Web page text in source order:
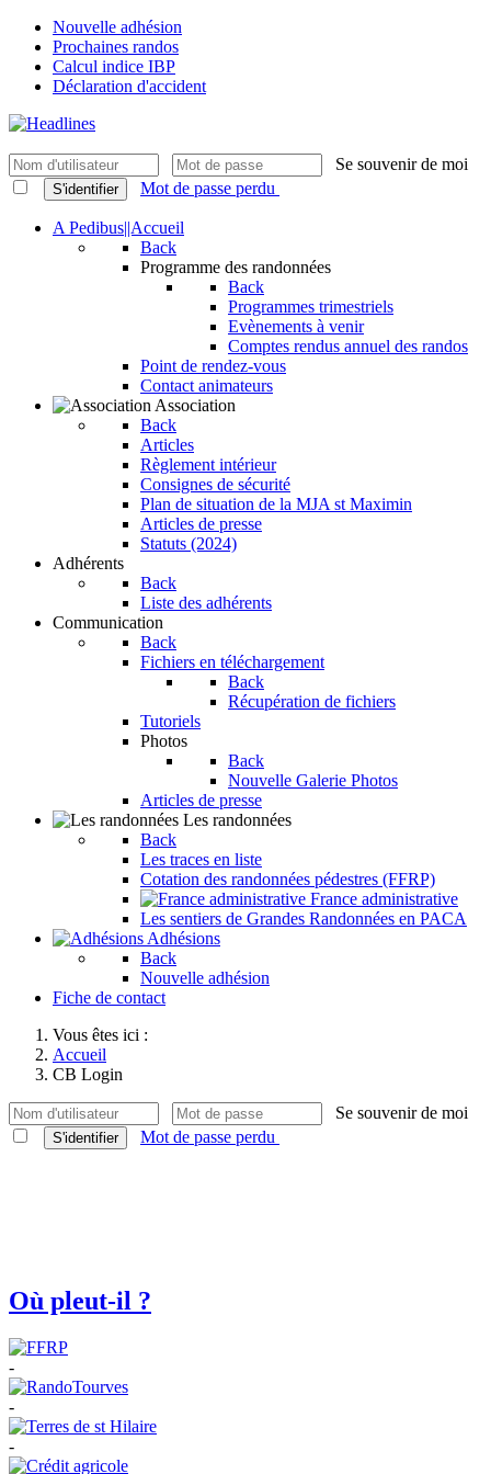
Nouvelle adhésion
Prochaines randos
Calcul indice IBP
Déclaration d'accident
Se souvenir de moi
S'identifier Mot de passe perdu
A Pedibus||Accueil
Back
Programme des randonnées
Back
Programmes trimestriels
Evènements à venir
Comptes rendus annuel des randos
Point de rendez-vous
Contact animateurs
Association
Back
Articles
Règlement intérieur
Consignes de sécurité
Plan de situation de la MJA st Maximin
Articles de presse
Statuts (2024)
Adhérents
Back
Liste des adhérents
Communication
Back
Fichiers en téléchargement
Back
Récupération de fichiers
Tutoriels
Photos
Back
Nouvelle Galerie Photos
Articles de presse
Les randonnées
Back
Les traces en liste
Cotation des randonnées pédestres (FFRP)
France administrative
Les sentiers de Grandes Randonnées en PACA
Adhésions
Back
Nouvelle adhésion
Fiche de contact
Vous êtes ici :
Accueil
CB Login
Se souvenir de moi
S'identifier Mot de passe perdu
Où pleut-il ?
-
-
-